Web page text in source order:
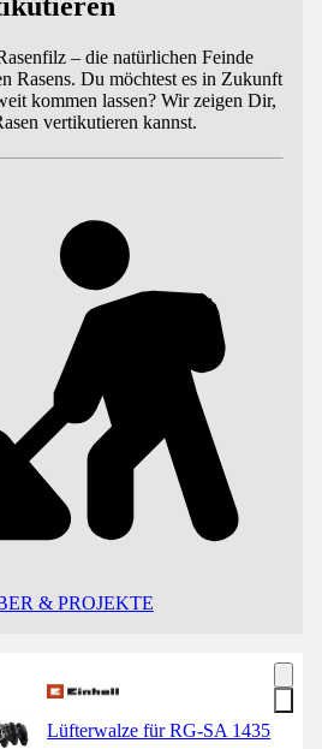
– die natürlichen Feinde
Rasens. Du möchtest es in Zukunft
kommen lassen? Wir zeigen Dir,
vertikutieren kannst.
& PROJEKTE
Lüfterwalze für RG-SA 1435